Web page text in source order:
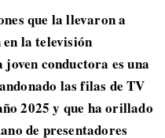
que la llevaron a
la televisión
conductora es una
las filas de TV
2025 y que ha orillado
de presentadores